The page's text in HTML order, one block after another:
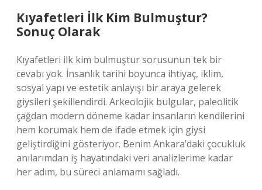
Kıyafetleri İlk Kim Bulmuştur?
Sonuç Olarak
Kıyafetleri ilk kim bulmuştur sorusunun tek bir
cevabı yok. İnsanlık tarihi boyunca ihtiyaç, iklim,
sosyal yapı ve estetik anlayışı bir araya gelerek
giysileri şekillendirdi. Arkeolojik bulgular, paleolitik
çağdan modern döneme kadar insanların kendilerini
hem korumak hem de ifade etmek için giysi
geliştirdiğini gösteriyor. Benim Ankara’daki çocukluk
anılarımdan iş hayatındaki veri analizlerime kadar
her adım, bu süreci anlamamı sağladı.